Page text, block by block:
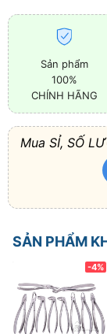
Sản phẩm
100%
CHÍNH HÃNG
Mua SỈ, SỐ
SẢN PHẨM
-4%